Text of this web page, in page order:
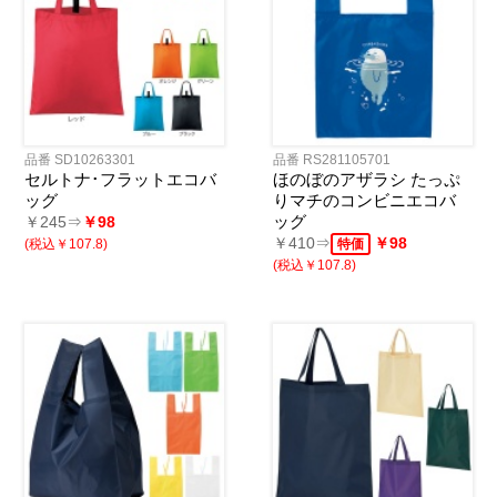
品番 SD10263301
セルトナ･フラットエコバ
ッグ
￥245⇒ ￥98
(税込￥107.8)
品番 RS281105701
ほのぼのアザラシ たっぷ
りマチのコンビニエコバ
ッグ
￥410⇒ 特価 ￥98
(税込￥107.8)